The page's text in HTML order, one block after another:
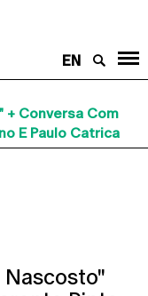
EN
+ Conversa Com
E Paulo Catrica